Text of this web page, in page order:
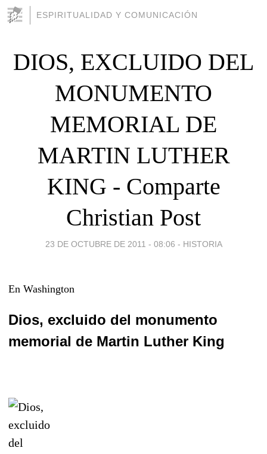
ESPIRITUALIDAD Y COMUNICACIÓN
DIOS, EXCLUIDO DEL
MONUMENTO
MEMORIAL DE
MARTIN LUTHER
KING - Comparte
Christian Post
23 DE OCTUBRE DE 2011 - 08:06 - HISTORIA
En Washington
Dios, excluido del monumento
memorial de Martin Luther King